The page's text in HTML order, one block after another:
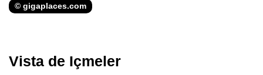
© gigaplaces.com
Vista de Içmeler